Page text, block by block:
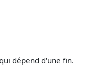
dépend d'une fin.